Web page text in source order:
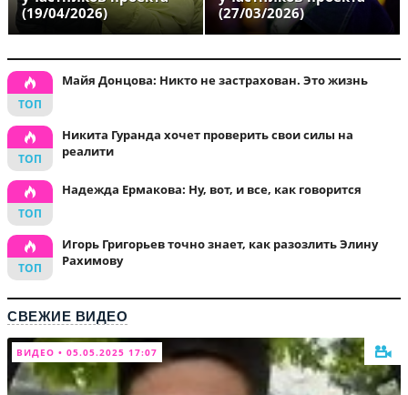
(19/04/2026)
(27/03/2026)
Майя Донцова: Никто не застрахован. Это жизнь
Никита Гуранда хочет проверить свои силы на
реалити
Надежда Ермакова: Ну, вот, и все, как говорится
Игорь Григорьев точно знает, как разозлить Элину
Рахимову
СВЕЖИЕ ВИДЕО
ВИДЕО • 05.05.2025 17:07